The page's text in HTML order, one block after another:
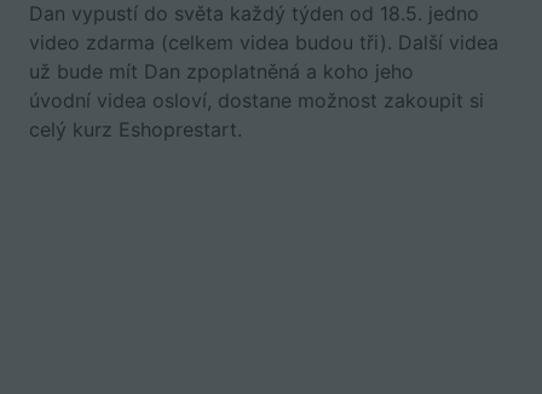
Dan vypustí do světa každý týden od 18.5. jedno
video zdarma (celkem videa budou tři). Další videa
už bude mít Dan zpoplatněná a koho jeho
úvodní videa osloví, dostane možnost zakoupit si
celý kurz Eshoprestart.